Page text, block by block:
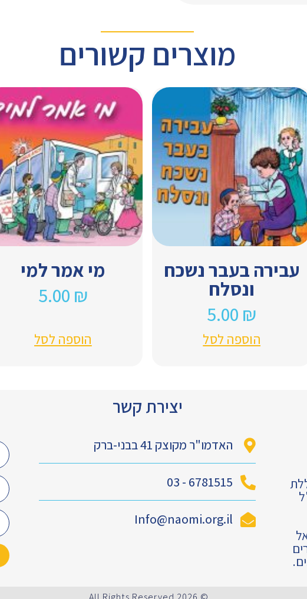
מוצרים קשורים
עבירה בעבר נשכח
ונסלח
₪
הוספה לסל
מי אמר למי
₪
הוספה לסל
יצירת קשר
האדמו"ר מקוצק 41 בבני-ברק
6781515 - 03
Info@naomi.org.il